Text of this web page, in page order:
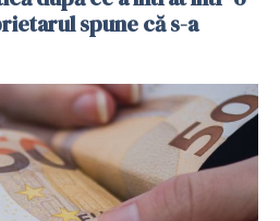
spune că s-a